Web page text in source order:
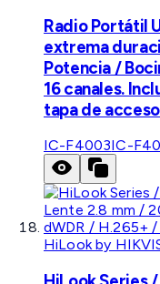
Radio Portátil
extrema
Potencia /
16 canales.
tapa de
IC-F4003IC-
HiLook by